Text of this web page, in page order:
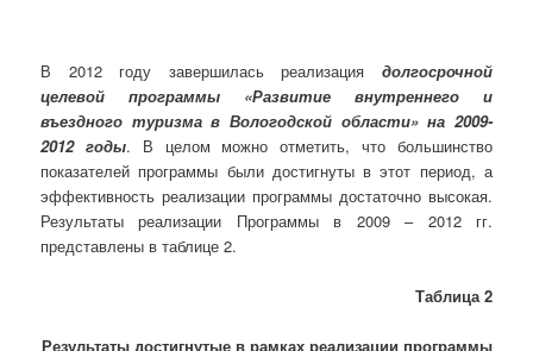
В 2012 году завершилась реализация долгосрочной
целевой программы «Развитие внутреннего и
въездного туризма в Вологодской области» на 2009-
2012 годы. В целом можно отметить, что большинство
показателей программы были достигнуты в этот период, а
эффективность реализации программы достаточно высокая.
Результаты реализации Программы в 2009 – 2012 гг.
представлены в таблице 2.
Таблица 2
Результаты достигнутые в рамках реализации программы